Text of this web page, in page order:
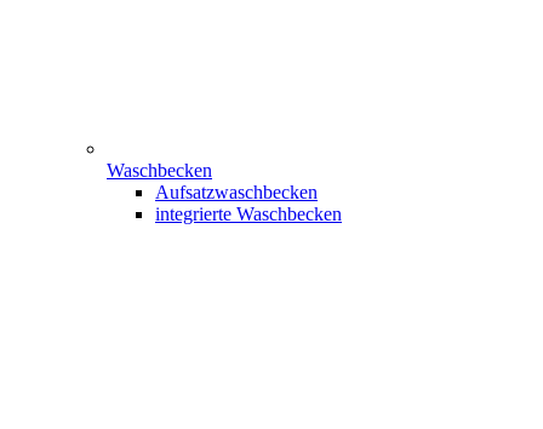
Waschbecken
Aufsatzwaschbecken
integrierte Waschbecken